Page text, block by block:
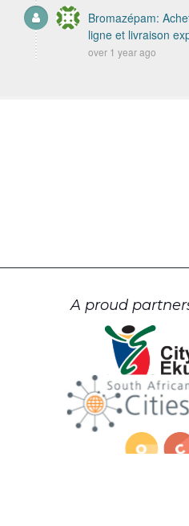
Bromazépam:
ligne et livraison
over 1 year ago
A proud